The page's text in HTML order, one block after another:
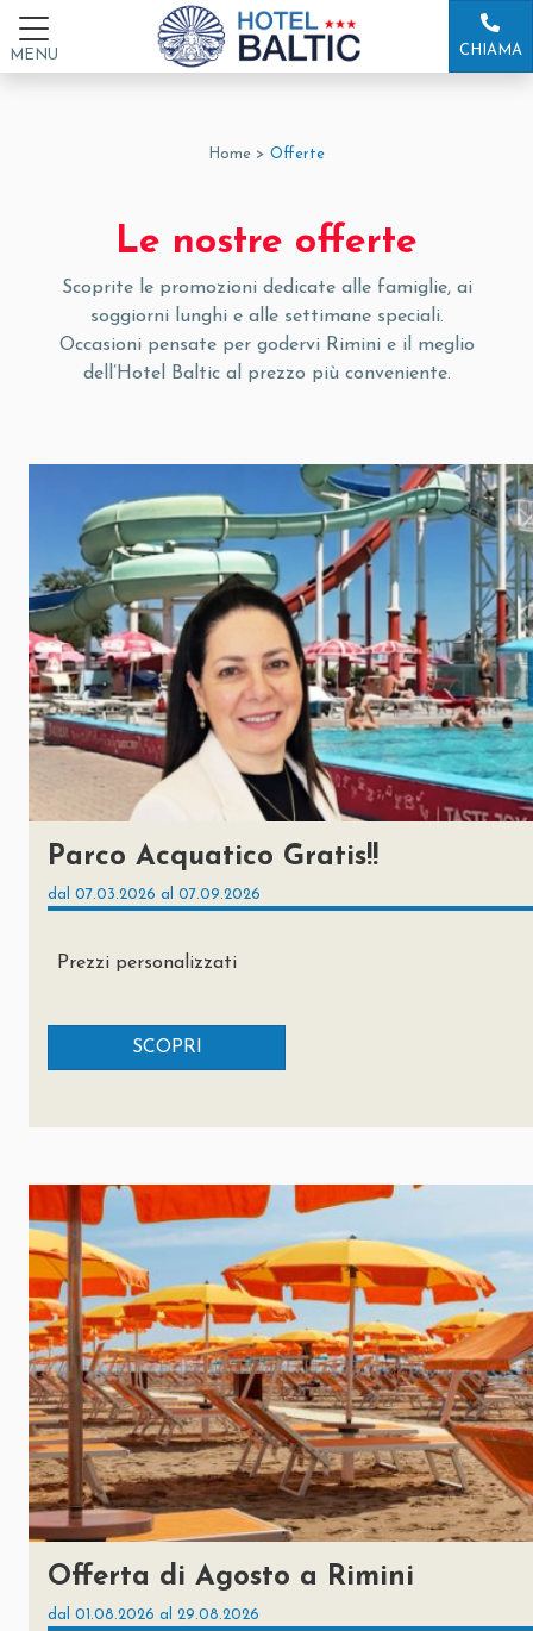
MENU CHIAMA
Home > Offerte
Le nostre offerte
Scoprite le promozioni dedicate alle famiglie, ai
soggiorni lunghi e alle settimane speciali.
Occasioni pensate per godervi Rimini e il meglio
dell’Hotel Baltic al prezzo più conveniente.
Parco Acquatico Gratis!!
dal 07.03.2026 al 07.09.2026
Prezzi personalizzati
SCOPRI
Offerta di Agosto a Rimini
dal 01.08.2026 al 29.08.2026